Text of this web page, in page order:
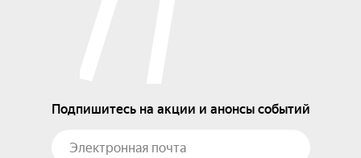
Подпишитесь на акции и анонсы событий